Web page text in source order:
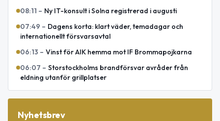
08:11 – Ny IT-konsult i Solna registrerad i augusti
07:49 – Dagens korta: klart väder, temadagar och
internationellt försvarsavtal
06:13 – Vinst för AIK hemma mot IF Brommapojkarna
06:07 – Storstockholms brandförsvar avråder från
eldning utanför grillplatser
Nyhetsbrev